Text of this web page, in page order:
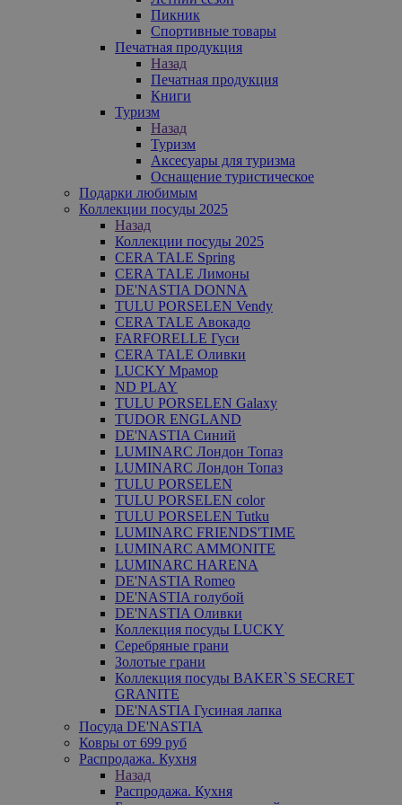
Пикник
Спортивные товары
Печатная продукция
Назад
Печатная продукция
Книги
Туризм
Назад
Туризм
Аксесуары для туризма
Оснащение туристическое
Подарки любимым
Коллекции посуды 2025
Назад
Коллекции посуды 2025
CERA TALE Spring
CERA TALE Лимоны
DE'NASTIA DONNA
TULU PORSELEN Vendy
CERA TALE Авокадо
FARFORELLE Гуси
CERA TALE Оливки
LUCKY Мрамор
ND PLAY
TULU PORSELEN Galaxy
TUDOR ENGLAND
DE'NASTIA Синий
LUMINARC Лондон Топаз
LUMINARC Лондон Топаз
TULU PORSELEN
TULU PORSELEN color
TULU PORSELEN Tutku
LUMINARC FRIENDS'TIME
LUMINARC AMMONITE
LUMINARC HARENA
DE'NASTIA Romeo
DE'NASTIA голубой
DE'NASTIA Оливки
Коллекция посуды LUCKY
Серебряные грани
Золотые грани
Коллекция посуды BAKER`S SECRET
GRANITE
DE'NASTIA Гусиная лапка
Посуда DE'NASTIA
Ковры от 699 руб
Распродажа. Кухня
Назад
Распродажа. Кухня